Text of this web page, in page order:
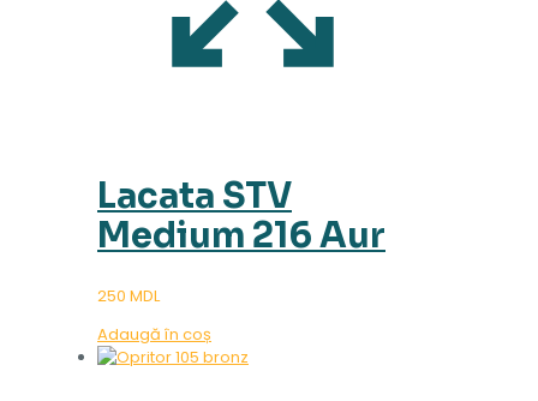
Lacata STV
Medium 216 Aur
250 MDL
Adaugă în coș